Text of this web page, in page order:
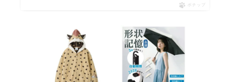
ポチップ